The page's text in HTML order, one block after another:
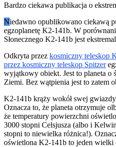
Bardzo ciekawa publikacja o
Niedawno opublikowano ciekawą
egzoplanetę K2-141b. W
Słonecznego K2-141b jest
Odkryta przez kosmiczny teleskop
przez kosmiczny teleskop Spitzer
wyjątkowy obiekt. Jest to planeta o
Ziemi. Bez wątpienia jest to zatem
K2-141b krąży wokół swej
Oznacza to, że planeta otrzymuje
że temperatury powierzchni
3000 stopni Celsjusza (albo i
stopni to niewielka różnica!).
oświetlona K2-141b to jeden wielki